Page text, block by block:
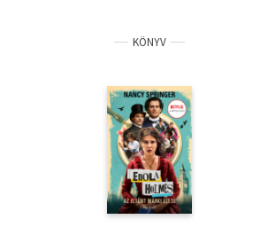
KÖNYV